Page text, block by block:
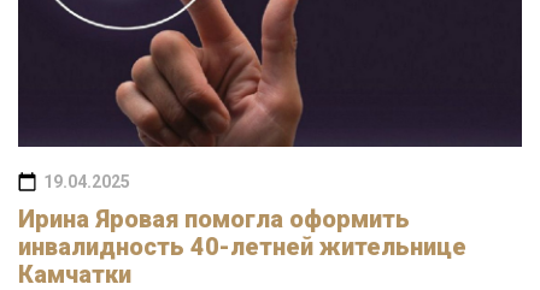
19.04.2025
Ирина Яровая помогла оформить
инвалидность 40-летней жительнице
Камчатки